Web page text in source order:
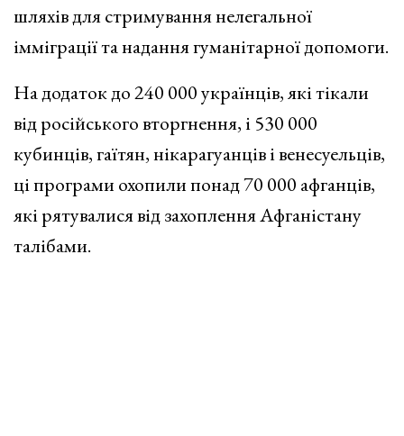
шляхів для стримування нелегальної
імміграції та надання гуманітарної допомоги.
На додаток до 240 000 українців, які тікали
від російського вторгнення, і 530 000
кубинців, гаїтян, нікарагуанців і венесуельців,
ці програми охопили понад 70 000 афганців,
які рятувалися від захоплення Афганістану
талібами.